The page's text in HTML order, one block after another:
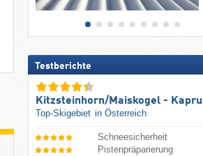
Testberichte
Kitzsteinhorn/​Maiskogel -
Top-Skigebiet in Österreich
Schneesicherheit
Pistenpräparierung